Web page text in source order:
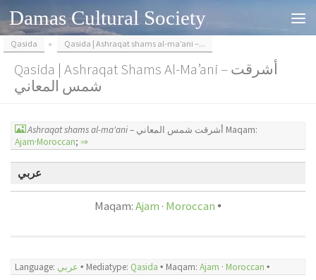
Skip to content
Damas Cultural Society
Qasida » Qasida | Ashraqat shams al-ma’ani –...
Qasida | Ashraqat Shams Al-Ma’ani – أشرقت
شمس المعاني
Ashraqat shams al-ma'ani
– أشرقت شمس المعاني Maqam:
Ajam·Moroccan; ⇒
عربي
Maqam:Ajam · Moroccan 🞄
Language: عربي 🞄 Mediatype: Qasida 🞄 Maqam: Ajam · Moroccan 🞄